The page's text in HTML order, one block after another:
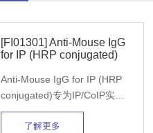
[FI01301] Anti-Mouse IgG
for IP (HRP conjugated)
Anti-Mouse IgG for IP (HRP
conjugated)专为IP/CoIP实验
设计的构象特异性二抗，HRP
标记即用。在IP-WB实验中，
了解更多